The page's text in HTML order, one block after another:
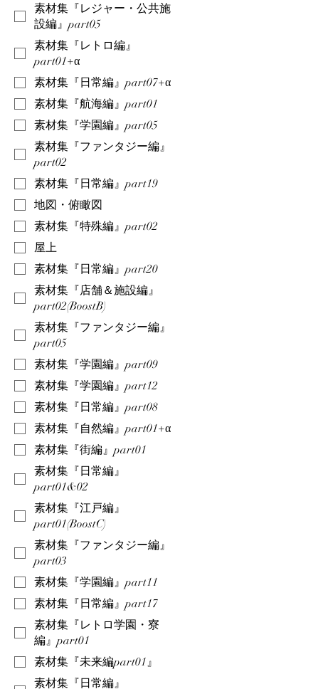
素材集『レジャー・公共施
設編』part05
素材集『レトロ編』
part01+α
素材集『日常編』part07+α
素材集『航海編』part01
素材集『学園編』part05
素材集『ファンタジー編』
part02
素材集『日常編』part19
地図・俯瞰図
素材集『特殊編』part02
屋上
素材集『日常編』part20
素材集『店舗＆施設編』
part02(BoostB)
素材集『ファンタジー編』
part05
素材集『学園編』part09
素材集『学園編』part12
素材集『日常編』part08
素材集『自然編』part01+α
素材集『街編』part01
素材集『日常編』
part01&02
素材集『江戸編』
part01(BoostC)
素材集『ファンタジー編』
part03
素材集『学園編』part11
素材集『日常編』part17
素材集『レトロ学園・寮
編』part01
素材集『未来編part01』
素材集『日常編』